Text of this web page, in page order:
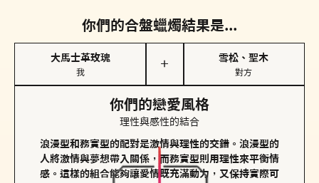
你們的合盤蠟燭結果是...
大馬士革玫瑰
我
＋
雪松、聖木
對方
你們的戀愛風格
理性與感性的結合
浪漫型和務實型的配對是激情與理性的交錯。浪漫型的
人將激情與夢想帶入關係，而務實型則用理性來平衡情
感。這樣的組合能夠讓愛情既充滿動力，又保持實際可